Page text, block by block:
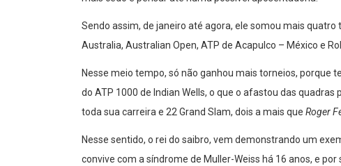
Sendo assim, de janeiro até agora, ele somou mais
Australia, Australian Open, ATP de Acapulco – México e
Nesse meio tempo, só não ganhou mais torneios, porque
do ATP 1000 de Indian Wells, o que o afastou das
toda sua carreira e 22 Grand Slam, dois a mais que Roger
Nesse sentido, o rei do saibro, vem demonstrando um
convive com a síndrome de Muller-Weiss há 16 anos, e